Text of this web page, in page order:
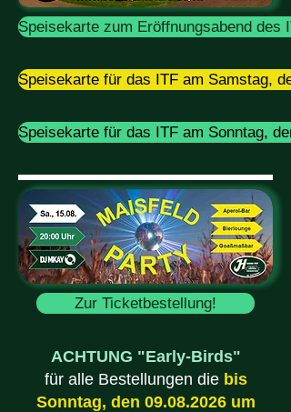
Speisekarte zum Eröffnungsabend des
Speisekarte für das ITF am Samstag,
Speisekarte für das ITF am Sonntag,
Zur Ticketbestellung!
ACHTUNG "Early-Birds"
für alle Bestellungen die bis
Sonntag, den 09.08.2026um